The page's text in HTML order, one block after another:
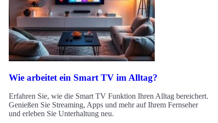
Wie arbeitet ein Smart TV im Alltag?
Erfahren Sie, wie die Smart TV Funktion Ihren Alltag bereichert.
Genießen Sie Streaming, Apps und mehr auf Ihrem Fernseher
und erleben Sie Unterhaltung neu.